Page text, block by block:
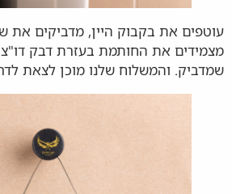
עוטפים את בקבוק היין, מדביקים את
מצמידים את החותמת בעזרת דבק דו"צ
שמדביק. והמשלוח שלנו מוכן לצאת